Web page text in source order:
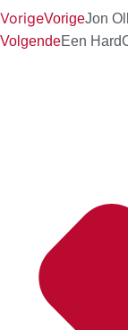
VorigeVorigeJon
VolgendeEen